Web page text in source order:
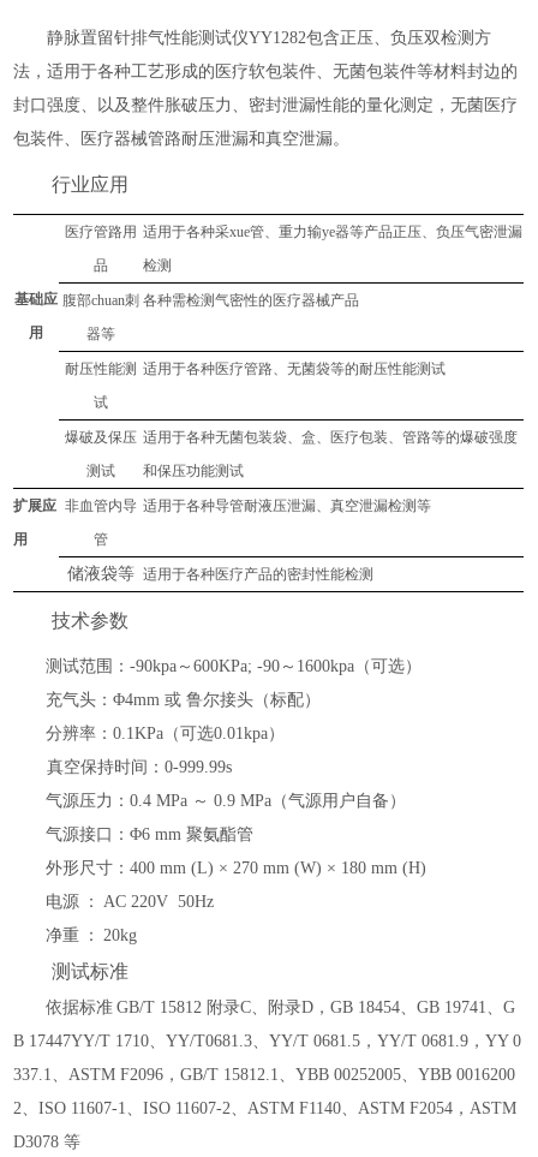
静脉置留针排气性能测试仪YY1282包含正压、负压双检测方
法，适用于各种工艺形成的医疗软包装件、无菌包装件等材料封边的
封口强度、以及整件胀破压力、密封泄漏性能的量化测定，无菌医疗
包装件、医疗器械管路耐压泄漏和真空泄漏。
行业应用
医疗管路用
品
适用于各种采xue管、重力输ye器等产品正压、负压气密泄漏
检测
基础应
用
腹部chuan刺
器等
各种需检测气密性的医疗器械产品
耐压性能测
试
适用于各种医疗管路、无菌袋等的耐压性能测试
爆破及保压
测试
适用于各种无菌包装袋、盒、 医疗包装、管路等的爆破强度
和保压功能测试
扩展应
用
非血管内导
管
适用于各种导管耐液压泄漏、真空泄漏检测等
储液袋等 适用于各种医疗产品的密封性能检测
技术参数
测试范围：-90kpa～600KPa; -90～1600kpa（可选）
充气头：Φ4mm 或 鲁尔接头（标配）
分辨率：0.1KPa（可选0.01kpa）
真空保持时间：0-999.99s
气源压力：0.4 MPa ～ 0.9 MPa（气源用户自备）
气源接口：Φ6 mm 聚氨酯管
外形尺寸：400 mm (L) × 270 mm (W) × 180 mm (H)
电源 ：
AC 220V 50Hz
净重 ： 20kg
测试标准
依据标准 GB/T 15812 附录C、附录D，GB 18454、GB 19741、G
B 17447YY/T 1710、YY/T0681.3、YY/T 0681.5，YY/T 0681.9，YY 0
337.1、ASTM F2096，GB/T 15812.1、YBB 00252005、YBB 0016200
2、ISO 11607-1、ISO 11607-2、ASTM F1140、ASTM F2054，ASTM
D3078 等